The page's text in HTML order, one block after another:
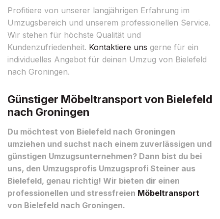
Profitiere von unserer langjährigen Erfahrung im
Umzugsbereich und unserem professionellen Service.
Wir stehen für höchste Qualität und
Kundenzufriedenheit. Kontaktiere uns gerne für ein
individuelles Angebot für deinen Umzug von Bielefeld
nach Groningen.
Günstiger Möbeltransport von Bielefeld
nach Groningen
Du möchtest von Bielefeld nach Groningen
umziehen und suchst nach einem zuverlässigen und
günstigen Umzugsunternehmen? Dann bist du bei
uns, den Umzugsprofis Umzugsprofi Steiner aus
Bielefeld, genau richtig! Wir bieten dir einen
professionellen und stressfreien Möbeltransport
von Bielefeld nach Groningen.